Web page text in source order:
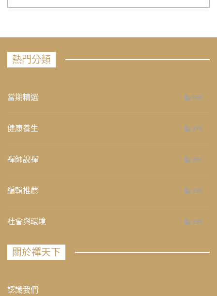
熱門分類
當期精選 658
健康養生 276
禪師說禪 267
編輯推薦 236
社會與環境 235
關於禪天下
認識我們